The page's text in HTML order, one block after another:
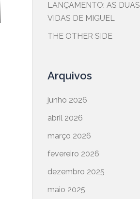
LANÇAMENTO: AS DUAS
VIDAS DE MIGUEL
THE OTHER SIDE
Arquivos
junho 2026
abril 2026
março 2026
fevereiro 2026
dezembro 2025
maio 2025